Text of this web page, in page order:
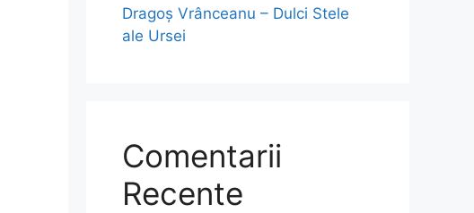
Dragoş Vrânceanu – Dulci Stele
ale Ursei
Comentarii
Recente